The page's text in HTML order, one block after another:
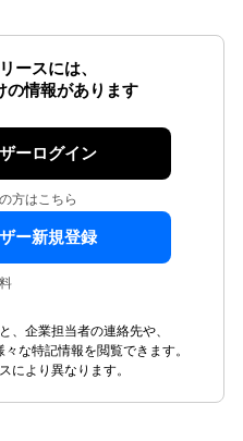
ースには、
の情報があります
ーログイン
方はこちら
ー新規登録
、企業担当者の連絡先や、
な特記情報を閲覧できます。
により異なります。